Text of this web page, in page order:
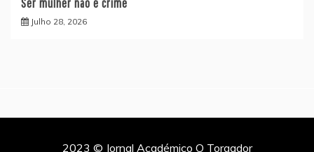
Ser mulher não é crime
Julho 28, 2026
2023 © Jornal Académico O Torgador